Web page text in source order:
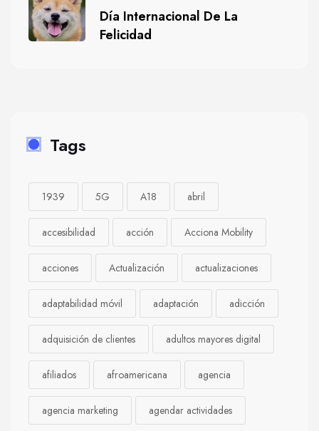
Día Internacional De La
Felicidad
Tags
1939 5G A18 abril
accesibilidad acción Acciona Mobility
acciones Actualización actualizaciones
adaptabilidad móvil adaptación adicción
adquisición de clientes adultos mayores digital
afiliados afroamericana agencia
agencia marketing agendar actividades